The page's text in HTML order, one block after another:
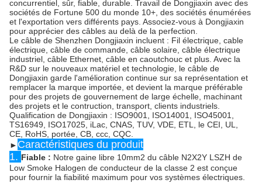
concurrentiel, sûr, fiable, durable. Travail de Dongjiaxin avec des
sociétés de Fortune 500 du monde 10+, des sociétés énumérées
et l'exportation vers différents pays. Associez-vous à Dongjiaxin
pour apprécier des câbles au delà de la perfection.
Le câble de Shenzhen Dongjiaxin incluent : Fil électrique, cable
électrique, câble de commande, câble solaire, câble électrique
industriel, câble Ethernet, câble en caoutchouc et plus. Avec la
R&D sur le nouveaux matériel et technologie, le câble de
Dongjiaxin garde l'amélioration continue sur sa représentation et
remplacer la marque importée, et devient la marque préférable
pour des projets de gouvernement de large échelle, machinant
des projets et le contruction, transport, clients industriels.
Qualification de Dongjiaxin : ISO9001, ISO14001, ISO45001,
TS16949, ISO17025, iLac, CNAS, TUV, VDE, ETL, le CEI, UL,
CE, RoHS, portée, CB, ccc, CQC.
► Caractéristiques du produit
1. Fiable : Notre gaine libre 10mm2 du câble N2X2Y LSZH de
Low Smoke Halogen de conducteur de la classe 2 est conçue
pour fournir la fiabilité maximum pour vos systèmes électriques.